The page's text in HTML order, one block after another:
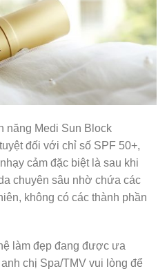
năng Medi Sun Block
đối với chỉ số SPF 50+,
cảm đặc biệt là sau khi
chuyên sâu nhờ chứa các
không có các thành phần
làm đẹp đang được ưa
chị Spa/TMV vui lòng để